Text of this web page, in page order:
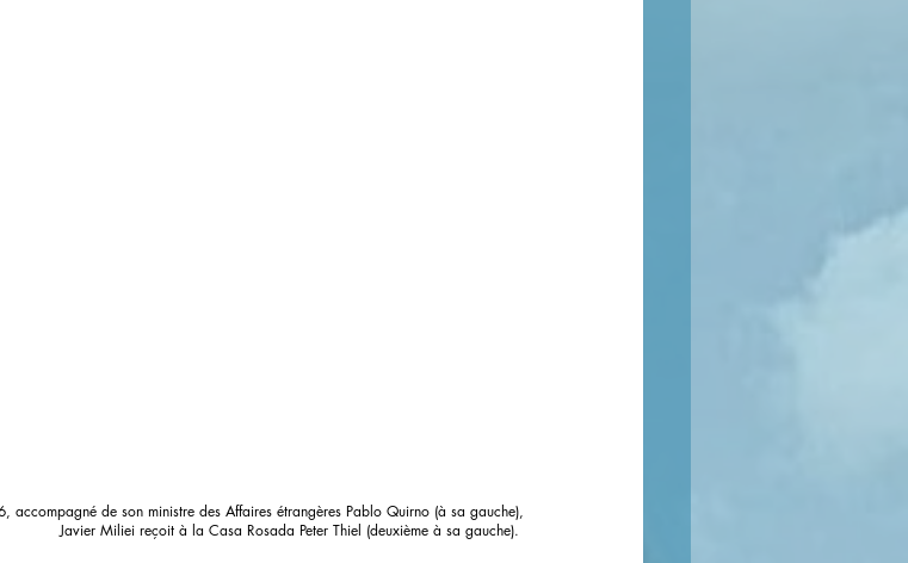
accompagné de son ministre des Affaires étrangères Pablo Quirno (à sa gauche),
Javier Miliei reçoit à la Casa Rosada Peter Thiel (deuxième à sa gauche).